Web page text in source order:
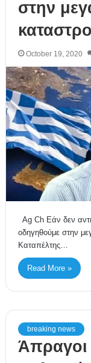
στην
October 19, 2020
Ag Ch Εάν δεν
οδηγηθούμε στην
Καταπέλτης…
Read More »
breaking news
Άπραγοι